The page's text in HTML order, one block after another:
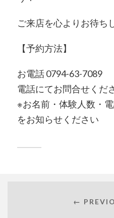
ご来店を心よりお待ち
【予約方法】
お電話 0794-63-7089
電話にてお問合せくだ
※お名前・体験人数・
をお知らせください
←